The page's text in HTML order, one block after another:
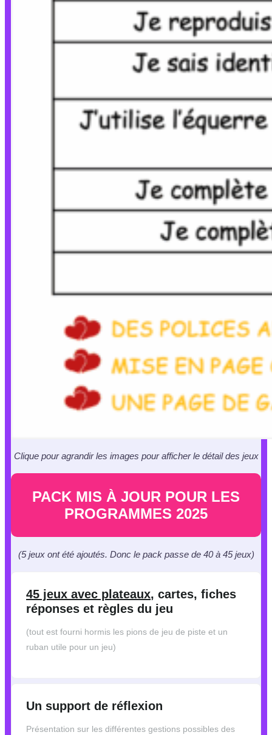
Clique pour agrandir les images pour afficher le détail des jeux
PACK MIS À JOUR POUR LES
PROGRAMMES 2025
(5 jeux ont été ajoutés. Donc le pack passe de 40 à 45 jeux)
45 jeux avec plateaux, cartes, fiches
réponses et règles du jeu
(tout est fourni hormis les pions de jeu de piste et un
ruban utile pour un jeu)
Un support de réflexion
Présentation sur les différentes gestions possibles des